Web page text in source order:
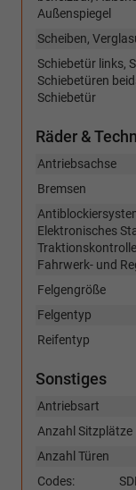
Außenspiegel
Scheiben,
Schiebetür links,
Schiebetüren
Schiebetür
Räder &
Antriebsachse
Bremsen
Elektronisches
Fahrwerk- und
Felgengröße
Felgentyp
Reifentyp
Sonstiges
Antriebsart
Anzahl Sitzplätze
Anzahl Türen
Codes: